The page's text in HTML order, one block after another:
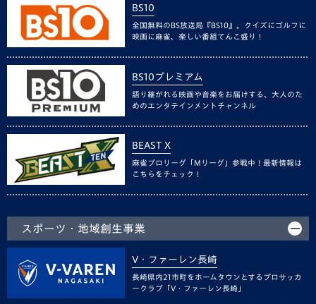
BS10
全国無料のBS放送局『BS10』。クイズにゴルフに
映画に麻雀、楽しい番組てんこ盛り！
BS10プレミアム
語り継がれる映画や音楽をお届けする、大人のた
めのエンタテインメントチャンネル
BEAST X
麻雀プロリーグ「Mリーグ」参戦中！最新情報は
こちらをチェック！
スポーツ・地域創生事業
V・ファーレン長崎
長崎県内21市町をホームタウンとするプロサッカ
ークラブ「V・ファーレン長崎」